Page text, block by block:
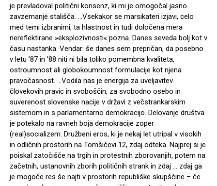
je prevladoval politični konsenz, ki mi je omogočal jasno
zavzemanje stališča. …Vsekakor se marsikateri izjavi, celo
med temi izbranimi, ta hlastnost in tudi določena mera
nereflektirane »eksplozivnosti« pozna. Danes seveda bolj kot v
času nastanka. Vendar: še danes sem prepričan, da posebno
v letu ’87 in ’88 niti ni bila toliko pomembna kvaliteta,
ostroumnost ali globokoumnost formulacije kot njena
pravočasnost. …Vodila nas je energija za uveljavitev
človekovih pravic in svoboščin, za svobodno osebo in
suverenost slovenske nacije v državi z večstrankarskim
sistemom in s parlamentarno demokracijo. Delovanje društva
je potekalo na ravneh boja demokracije zoper
(real)socializem. Družbeni eros, ki je nekaj let utripal v visokih
in odličnih prostorih na Tomšičevi 12, zdaj odteka. Najprej si je
poiskal zatočišče na trgih in protestnih zborovanjih, potem na
začetnih, ustanovnih zborih političnih strank in zdaj … zdaj ga
je mogoče res še najti v prostorih republiške skupščine – če